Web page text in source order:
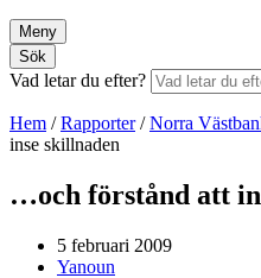
Meny
Sök
Vad letar du efter?
Hem /Rapporter/Norra
inse skillnaden
…och förstånd att
5 februari 2009
Yanoun